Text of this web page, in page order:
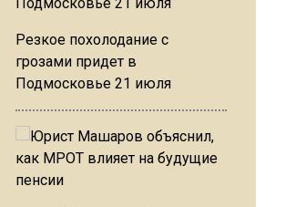
Резкое похолодание с
грозами придет в
Подмосковье 21 июля